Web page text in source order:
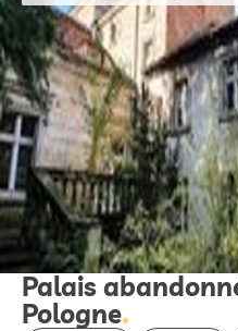
Palais
Pologne